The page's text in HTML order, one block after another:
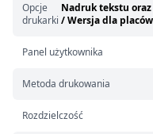
Opcje
drukarki
Nadruk tekstu
/ Wersja dla
Panel użytkownika
Metoda drukowania
Rozdzielczość